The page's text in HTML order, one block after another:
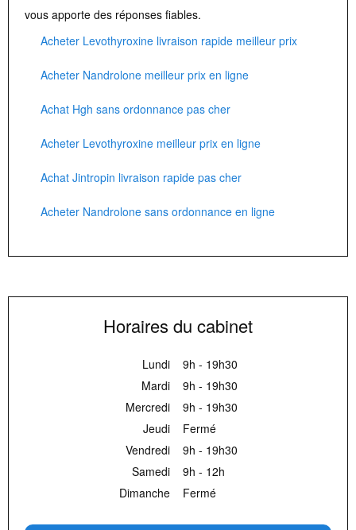
vous apporte des réponses fiables.
Acheter Levothyroxine livraison rapide meilleur prix
Acheter Nandrolone meilleur prix en ligne
Achat Hgh sans ordonnance pas cher
Acheter Levothyroxine meilleur prix en ligne
Achat Jintropin livraison rapide pas cher
Acheter Nandrolone sans ordonnance en ligne
Horaires du cabinet
Lundi
9h - 19h30
Mardi
9h - 19h30
Mercredi
9h - 19h30
Jeudi
Fermé
Vendredi
9h - 19h30
Samedi
9h - 12h
Dimanche
Fermé